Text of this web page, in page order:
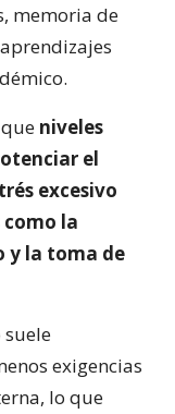
memoria de
niveles
el
excesivo
la
y la toma de
suele
exigencias
lo que